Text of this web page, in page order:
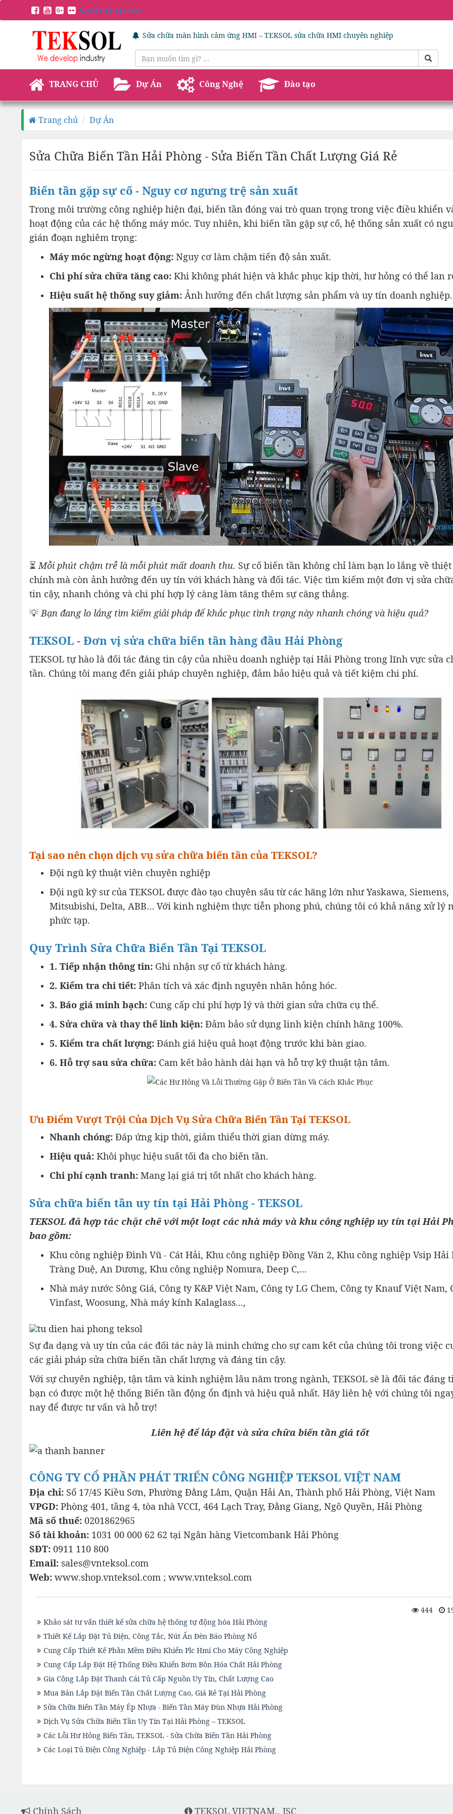
+84 911 110 800
Sửa chữa màn hình cảm ứng HMI – TEKSOL sửa chữa HMI chuyên nghiệp
TRANG CHỦ Dự Án Công Nghệ Đào tạo
Trang chủ Dự Án
Sửa Chữa Biến Tần Hải Phòng - Sửa Biến Tần Chất Lượng Giá Rẻ
Biến tần gặp sự cố - Nguy cơ ngưng trệ sản xuất
Trong môi trường công nghiệp hiện đại, biến tần đóng vai trò quan trọng trong việc điều khiển
hoạt động của các hệ thống máy móc. Tuy nhiên, khi biến tần gặp sự cố, hệ thống sản xuất có
gián đoạn nghiêm trọng:
Máy móc ngừng hoạt động: Nguy cơ làm chậm tiến độ sản xuất.
Chi phí sửa chữa tăng cao: Khi không phát hiện và khắc phục kịp thời, hư hỏng có thể lan
Hiệu suất hệ thống suy giảm: Ảnh hưởng đến chất lượng sản phẩm và uy tín doanh nghiệp.
⏳Mỗi phút chậm trễ là mỗi phút mất doanh thu. Sự cố biến tần không chỉ làm bạn lo lắng về
chính mà còn ảnh hưởng đến uy tín với khách hàng và đối tác. Việc tìm kiếm một đơn vị sửa
tin cậy, nhanh chóng và chi phí hợp lý càng làm tăng thêm sự căng thẳng.
💡Bạn đang lo lắng tìm kiếm giải pháp để khắc phục tình trạng này nhanh chóng và hiệu quả?
TEKSOL - Đơn vị sửa chữa biến tần hàng đầu Hải Phòng
TEKSOL tự hào là đối tác đáng tin cậy của nhiều doanh nghiệp tại Hải Phòng trong lĩnh vực sửa
tần. Chúng tôi mang đến giải pháp chuyên nghiệp, đảm bảo hiệu quả và tiết kiệm chi phí.
Tại sao nên chọn dịch vụ sửa chữa biến tần của TEKSOL?
Đội ngũ kỹ thuật viên chuyên nghiệp
Đội ngũ kỹ sư của TEKSOL được đào tạo chuyên sâu từ các hãng lớn như Yaskawa, Siemens,
Mitsubishi, Delta, ABB… Với kinh nghiệm thực tiễn phong phú, chúng tôi có khả năng xử lý
phức tạp.
Quy Trình Sửa Chữa Biến Tần Tại TEKSOL
1. Tiếp nhận thông tin: Ghi nhận sự cố từ khách hàng.
2. Kiểm tra chi tiết: Phân tích và xác định nguyên nhân hỏng hóc.
3. Báo giá minh bạch: Cung cấp chi phí hợp lý và thời gian sửa chữa cụ thể.
4. Sửa chữa và thay thế linh kiện: Đảm bảo sử dụng linh kiện chính hãng 100%.
5. Kiểm tra chất lượng: Đánh giá hiệu quả hoạt động trước khi bàn giao.
6. Hỗ trợ sau sửa chữa: Cam kết bảo hành dài hạn và hỗ trợ kỹ thuật tận tâm.
Ưu Điểm Vượt Trội Của Dịch Vụ Sửa Chữa Biến Tần Tại TEKSOL
Nhanh chóng: Đáp ứng kịp thời, giảm thiểu thời gian dừng máy.
Hiệu quả: Khôi phục hiệu suất tối đa cho biến tần.
Chi phí cạnh tranh: Mang lại giá trị tốt nhất cho khách hàng.
Sửa chữa biến tần uy tín tại Hải Phòng - TEKSOL
TEKSOL đã hợp tác chặt chẽ với một loạt các nhà máy và khu công nghiệp uy tín tại Hải
bao gồm:
Khu công nghiệp Đình Vũ - Cát Hải, Khu công nghiệp Đồng Văn 2, Khu công nghiệp Vsip Hải
Tràng Duệ, An Dương, Khu công nghiệp Nomura, Deep C,...
Nhà máy nước Sông Giá, Công ty K&P Việt Nam, Công ty LG Chem, Công ty Knauf Việt Nam,
Vinfast, Woosung, Nhà máy kính Kalaglass...,
Sự đa dạng và uy tín của các đối tác này là minh chứng cho sự cam kết của chúng tôi trong việc
các giải pháp sửa chữa biến tần chất lượng và đáng tin cậy.
Với sự chuyên nghiệp, tận tâm và kinh nghiệm lâu năm trong ngành, TEKSOL sẽ là đối tác đáng
bạn có được một hệ thống Biến tần động ổn định và hiệu quả nhất. Hãy liên hệ với chúng tôi
nay để được tư vấn và hỗ trợ!
Liên hệ để lắp đặt và sửa chữa biến tần giá tốt
CÔNG TY CỔ PHẦN PHÁT TRIỂN CÔNG NGHIỆP TEKSOL VIỆT NAM
Địa chỉ: Số 17/45 Kiều Sơn, Phường Đằng Lâm, Quận Hải An, Thành phố Hải Phòng, Việt Nam
VPGD: Phòng 401, tầng 4, tòa nhà VCCI, 464 Lạch Tray, Đằng Giang, Ngô Quyền, Hải Phòng
Mã số thuế: 0201862965
Số tài khoản: 1031 00 000 62 62 tại Ngân hàng Vietcombank Hải Phòng
SĐT: 0911 110 800
Email: sales@vnteksol.com
Web: www.shop.vnteksol.com ; www.vnteksol.com
444
Khảo sát tư vấn thiết kế sửa chữa hệ thống tự động hóa Hải Phòng
Thiết Kế Lắp Đặt Tủ Điện, Công Tắc, Nút Ấn Đèn Báo Phòng Nổ
Cung Cấp Thiết Kế Phần Mềm Điều Khiển Plc Hmi Cho Máy Công Nghiệp
Cung Cấp Lắp Đặt Hệ Thống Điều Khiển Bơm Bồn Hóa Chất Hải Phòng
Gia Công Lắp Đặt Thanh Cái Tủ Cấp Nguồn Uy Tín, Chất Lượng Cao
Mua Bán Lắp Đặt Biến Tần Chất Lượng Cao, Giá Rẻ Tại Hải Phòng
Sửa Chữa Biến Tần Máy Ép Nhựa - Biến Tần Máy Đùn Nhựa Hải Phòng
Dịch Vụ Sửa Chữa Biến Tần Uy Tín Tại Hải Phòng – TEKSOL
Các Lỗi Hư Hỏng Biến Tần, TEKSOL - Sửa Chữa Biến Tần Hải Phòng
Các Loại Tủ Điện Công Nghiệp - Lắp Tủ Điện Công Nghiệp Hải Phòng
Chính Sách TEKSOL VIETNAM., JSC